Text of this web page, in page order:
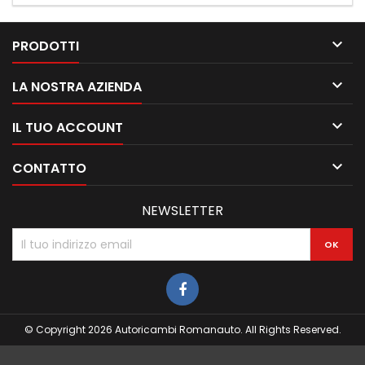
PRODOTTI 
LA NOSTRA AZIENDA 
IL TUO ACCOUNT 
CONTATTO 
NEWSLETTER
© Copyright 2026 Autoricambi Romanauto. All Rights Reserved.